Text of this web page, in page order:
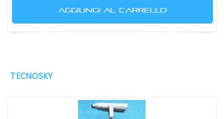
AGGIUNGI AL CARRELLO
TECNOSKY